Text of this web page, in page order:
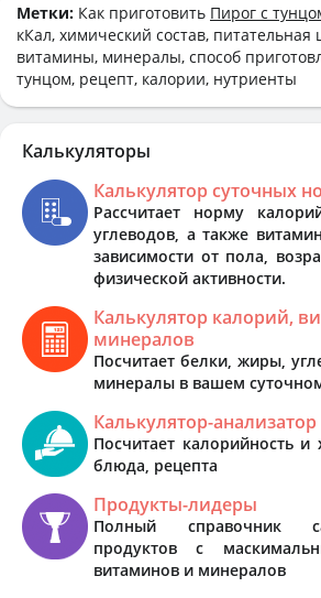
Метки: Как приготовить Пирог с
кКал, химический состав, питательная
витамины, минералы, способ
тунцом, рецепт, калории, нутриенты
Калькуляторы
Калькулятор суточных
Рассчитает норму
углеводов, а также
зависимости от пола,
физической активности.
Калькулятор калорий,
минералов
Посчитает белки, жиры,
минералы в вашем
Калькулятор-
Посчитает калорийность и
блюда, рецепта
Продукты-лидеры
Полный справочник
продуктов с
витаминов и минералов